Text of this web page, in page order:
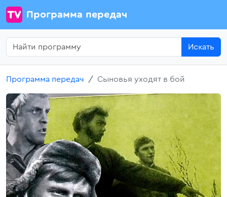
Программа передач
Искать
Программа передач Сыновья уходят в бой